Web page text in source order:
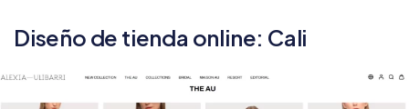
Diseño de tienda online: Cali